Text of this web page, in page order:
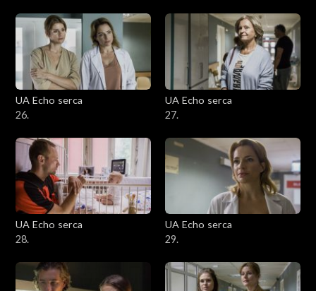
UA Echo serca
26.
UA Echo serca
27.
UA Echo serca
28.
UA Echo serca
29.